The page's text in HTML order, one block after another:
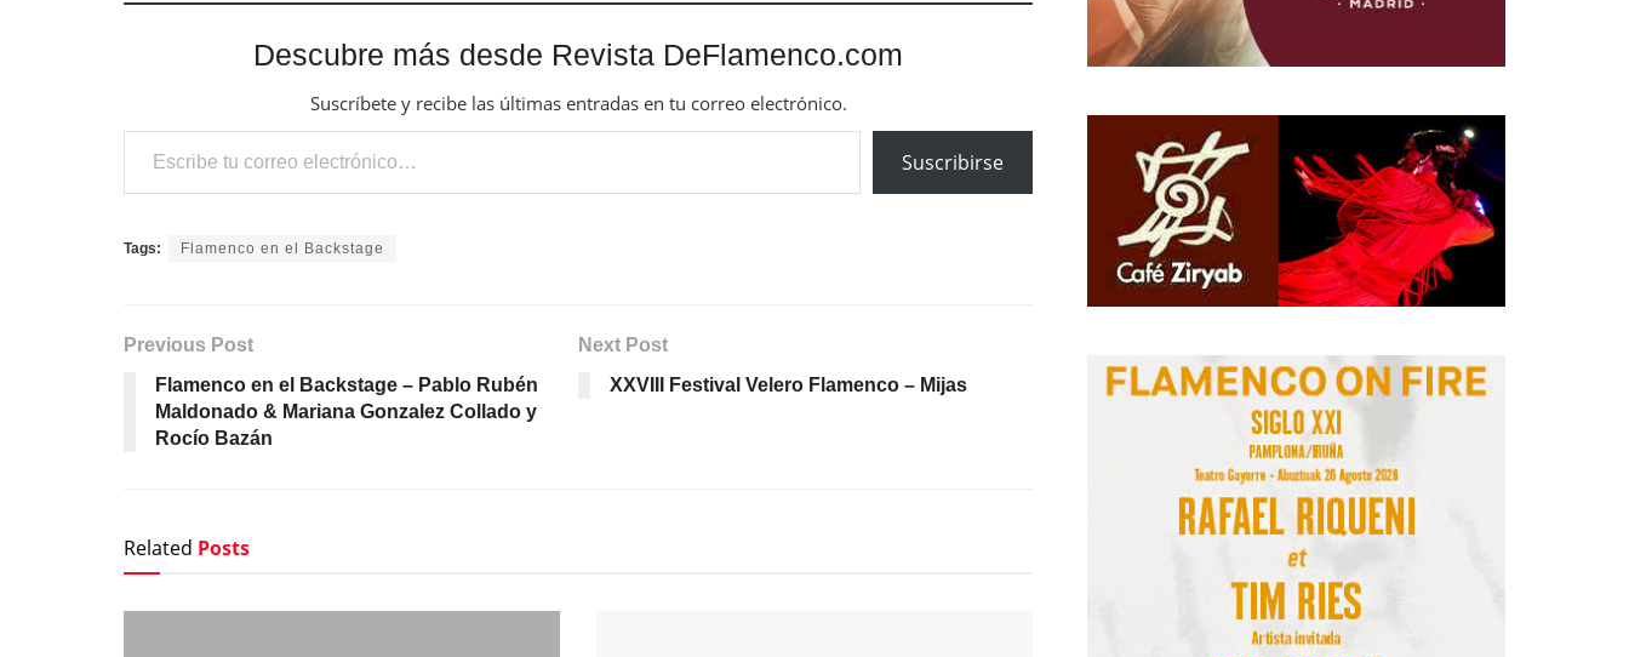
Descubre más desde Revista DeFlamenco.com
Suscríbete y recibe las últimas entradas en tu correo electrónico.
Escribe tu correo electrónico…
Suscribirse
Tags: Flamenco en el Backstage
Previous Post
Flamenco en el Backstage – Pablo Rubén
Maldonado & Mariana Gonzalez Collado y
Rocío Bazán
Next Post
XXVIII Festival Velero Flamenco – Mijas
Related Posts